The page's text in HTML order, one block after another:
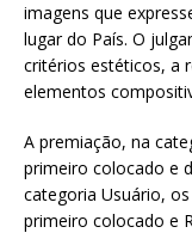
imagens que
lugar do País. O
critérios estéticos, a
elementos
A premiação, na
primeiro colocado e
categoria Usuário,
primeiro colocado e